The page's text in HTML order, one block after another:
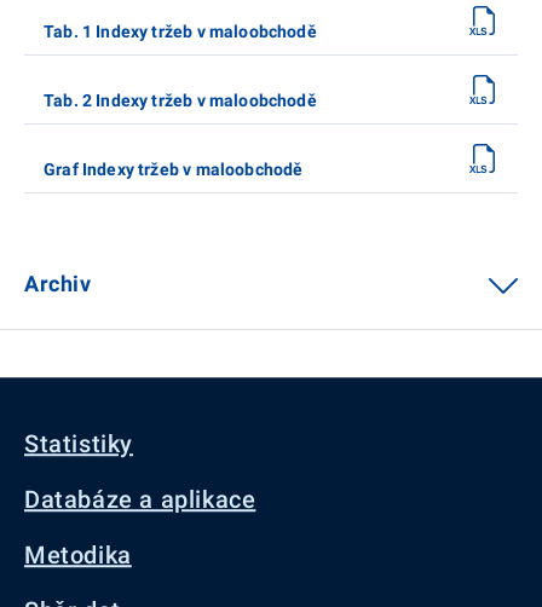
Tab. 1 Indexy tržeb v maloobchodě
Tab. 2 Indexy tržeb v maloobchodě
Graf Indexy tržeb v maloobchodě
Archiv
Statistiky
Databáze a aplikace
Metodika